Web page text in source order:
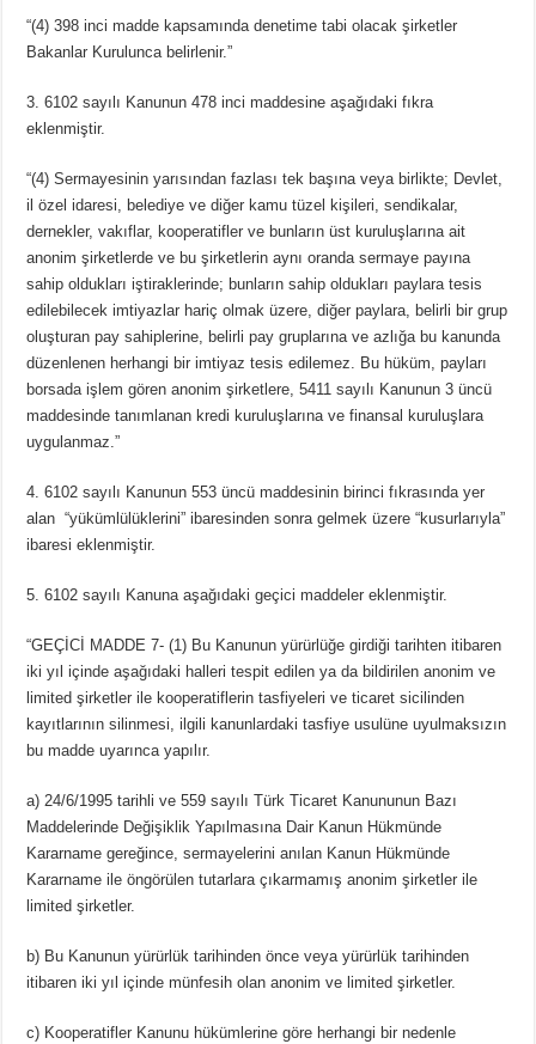
“(4) 398 inci madde kapsamında denetime tabi olacak şirketler
Bakanlar Kurulunca belirlenir.”
3. 6102 sayılı Kanunun 478 inci maddesine aşağıdaki fıkra
eklenmiştir.
“(4) Sermayesinin yarısından fazlası tek başına veya birlikte; Devlet,
il özel idaresi, belediye ve diğer kamu tüzel kişileri, sendikalar,
dernekler, vakıflar, kooperatifler ve bunların üst kuruluşlarına ait
anonim şirketlerde ve bu şirketlerin aynı oranda sermaye payına
sahip oldukları iştiraklerinde; bunların sahip oldukları paylara tesis
edilebilecek imtiyazlar hariç olmak üzere, diğer paylara, belirli bir grup
oluşturan pay sahiplerine, belirli pay gruplarına ve azlığa bu kanunda
düzenlenen herhangi bir imtiyaz tesis edilemez. Bu hüküm, payları
borsada işlem gören anonim şirketlere, 5411 sayılı Kanunun 3 üncü
maddesinde tanımlanan kredi kuruluşlarına ve finansal kuruluşlara
uygulanmaz.”
4. 6102 sayılı Kanunun 553 üncü maddesinin birinci fıkrasında yer
alan “yükümlülüklerini” ibaresinden sonra gelmek üzere “kusurlarıyla”
ibaresi eklenmiştir.
5. 6102 sayılı Kanuna aşağıdaki geçici maddeler eklenmiştir.
“GEÇİCİ MADDE 7- (1) Bu Kanunun yürürlüğe girdiği tarihten itibaren
iki yıl içinde aşağıdaki halleri tespit edilen ya da bildirilen anonim ve
limited şirketler ile kooperatiflerin tasfiyeleri ve ticaret sicilinden
kayıtlarının silinmesi, ilgili kanunlardaki tasfiye usulüne uyulmaksızın
bu madde uyarınca yapılır.
a) 24/6/1995 tarihli ve 559 sayılı Türk Ticaret Kanununun Bazı
Maddelerinde Değişiklik Yapılmasına Dair Kanun Hükmünde
Kararname gereğince, sermayelerini anılan Kanun Hükmünde
Kararname ile öngörülen tutarlara çıkarmamış anonim şirketler ile
limited şirketler.
b) Bu Kanunun yürürlük tarihinden önce veya yürürlük tarihinden
itibaren iki yıl içinde münfesih olan anonim ve limited şirketler.
c) Kooperatifler Kanunu hükümlerine göre herhangi bir nedenle